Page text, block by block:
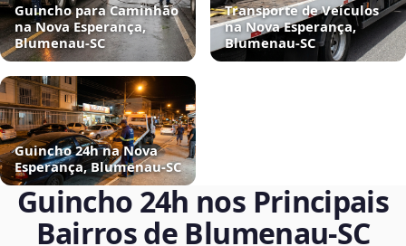
Guincho para Caminhão
na Nova Esperança,
Blumenau‑SC
Transporte de Veículos
na Nova Esperança,
Blumenau‑SC
Guincho 24h na Nova
Esperança, Blumenau‑SC
Guincho 24h nos Principais
Bairros de Blumenau‑SC